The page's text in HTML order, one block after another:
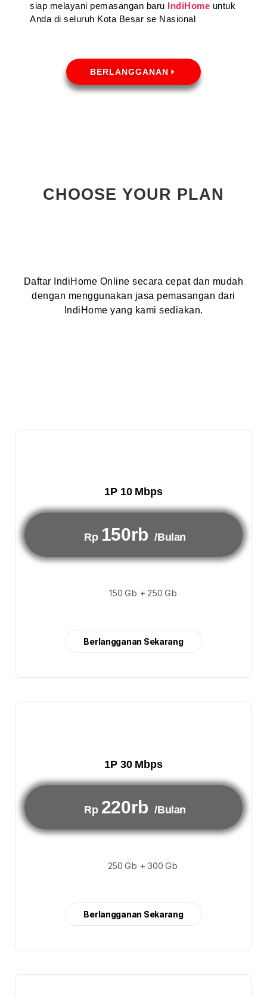
siap melayani pemasangan baru IndiHome untuk
Anda di seluruh Kota Besar se Nasional
BERLANGGANAN
CHOOSE YOUR PLAN
Daftar IndiHome Online secara cepat dan mudah
dengan menggunakan jasa pemasangan dari
IndiHome yang kami sediakan.
1P 10 Mbps
Rp 150rb /Bulan
150 Gb + 250 Gb
Berlangganan Sekarang
1P 30 Mbps
Rp 220rb /Bulan
250 Gb + 300 Gb
Berlangganan Sekarang